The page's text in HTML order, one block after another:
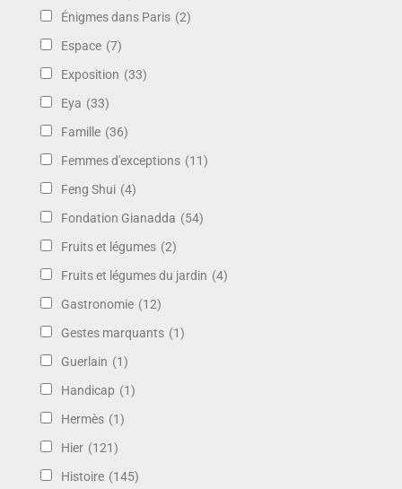
Énigmes dans Paris (2)
Espace (7)
Exposition (33)
Eya (33)
Famille (36)
Femmes d'exceptions (11)
Feng Shui (4)
Fondation Gianadda (54)
Fruits et légumes (2)
Fruits et légumes du jardin (4)
Gastronomie (12)
Gestes marquants (1)
Guerlain (1)
Handicap (1)
Hermès (1)
Hier (121)
Histoire (145)